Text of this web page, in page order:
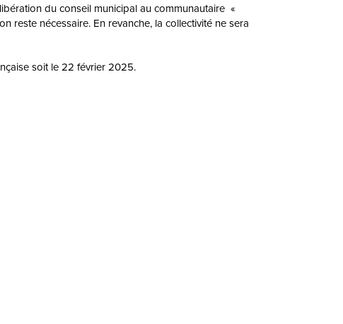
du conseil municipal au communautaire «
reste nécessaire. En revanche, la collectivité ne sera
soit le 22 février 2025.